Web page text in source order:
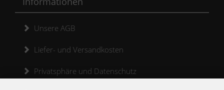
Unsere AGB
Liefer- und Versandkosten
Privatsphäre und Datenschutz